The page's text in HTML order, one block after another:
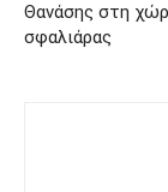
Θανάσης στη
σφαλιάρας